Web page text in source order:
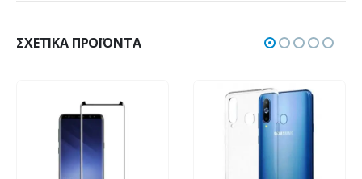
ΣΧΕΤΙΚΆ ΠΡΟΪΌΝΤΑ